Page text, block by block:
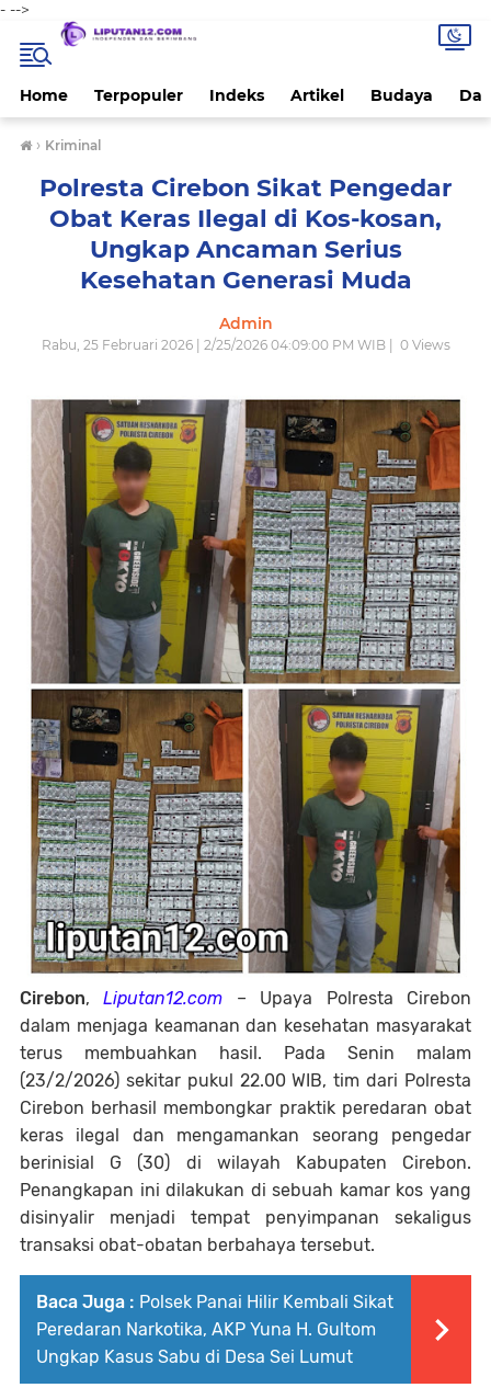
- -->
Home Terpopuler Indeks Artikel Budaya
› Kriminal
Polresta Cirebon Sikat Pengedar
Obat Keras Ilegal di Kos-kosan,
Ungkap Ancaman Serius
Kesehatan Generasi Muda
Admin
Rabu, 25 Februari 2026 | 2/25/2026 04:09:00 PM WIB | 0Views
Cirebon,Liputan12.com – Upaya Polresta Cirebon
dalam menjaga keamanan dan kesehatan masyarakat
terus membuahkan hasil. Pada Senin malam
(23/2/2026) sekitar pukul 22.00 WIB, tim dari Polresta
Cirebon berhasil membongkar praktik peredaran obat
keras ilegal dan mengamankan seorang pengedar
berinisial G (30) di wilayah Kabupaten Cirebon.
Penangkapan ini dilakukan di sebuah kamar kos yang
disinyalir menjadi tempat penyimpanan sekaligus
transaksi obat-obatan berbahaya tersebut.
Baca Juga : Polsek Panai Hilir Kembali Sikat
Peredaran Narkotika, AKP Yuna H. Gultom
Ungkap Kasus Sabu di Desa Sei Lumut